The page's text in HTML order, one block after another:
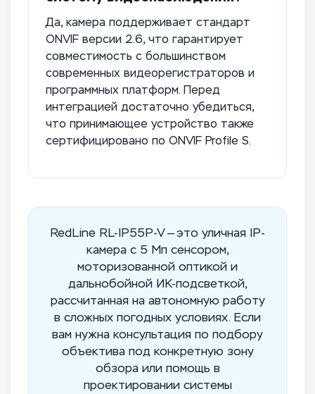
Да, камера поддерживает стандарт
ONVIF версии 2.6, что гарантирует
совместимость с большинством
современных видеорегистраторов и
программных платформ. Перед
интеграцией достаточно убедиться,
что принимающее устройство также
сертифицировано по ONVIF Profile S.
RedLine RL-IP55P-V — это уличная IP-
камера с 5 Мп сенсором,
моторизованной оптикой и
дальнобойной ИК-подсветкой,
рассчитанная на автономную работу
в сложных погодных условиях. Если
вам нужна консультация по подбору
объектива под конкретную зону
обзора или помощь в
проектировании системы